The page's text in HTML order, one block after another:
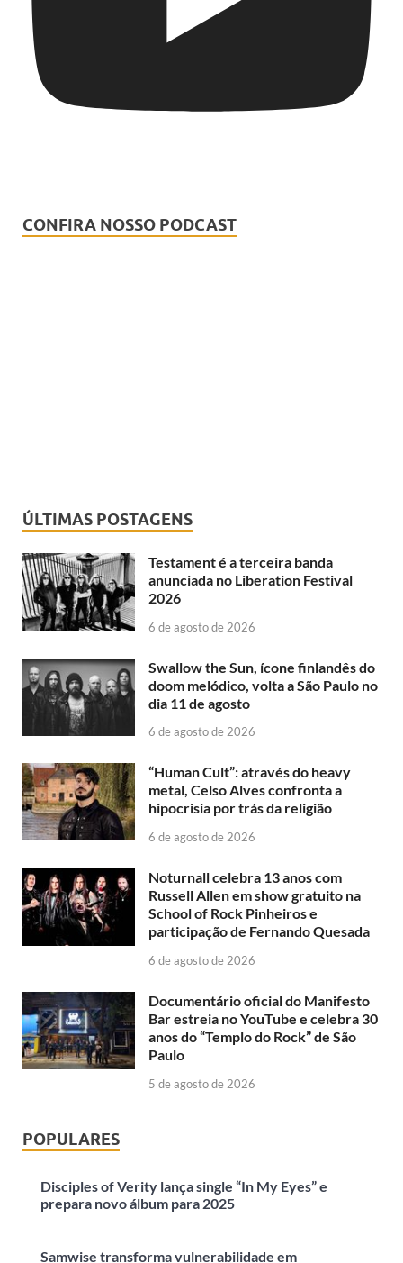
CONFIRA NOSSO PODCAST
ÚLTIMAS POSTAGENS
Testament é a terceira banda
anunciada no Liberation Festival
2026
6 de agosto de 2026
Swallow the Sun, ícone finlandês do
doom melódico, volta a São Paulo no
dia 11 de agosto
6 de agosto de 2026
“Human Cult”: através do heavy
metal, Celso Alves confronta a
hipocrisia por trás da religião
6 de agosto de 2026
Noturnall celebra 13 anos com
Russell Allen em show gratuito na
School of Rock Pinheiros e
participação de Fernando Quesada
6 de agosto de 2026
Documentário oficial do Manifesto
Bar estreia no YouTube e celebra 30
anos do “Templo do Rock” de São
Paulo
5 de agosto de 2026
POPULARES
Disciples of Verity lança single “In My Eyes” e
prepara novo álbum para 2025
Samwise transforma vulnerabilidade em